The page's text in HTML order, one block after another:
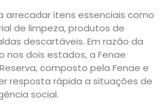
arrecadar itens essenciais como
de limpeza, produtos de
descartáveis. Em razão da
nos dois estados, a Fenae
composto pela Fenae e
resposta rápida a situações de
social.